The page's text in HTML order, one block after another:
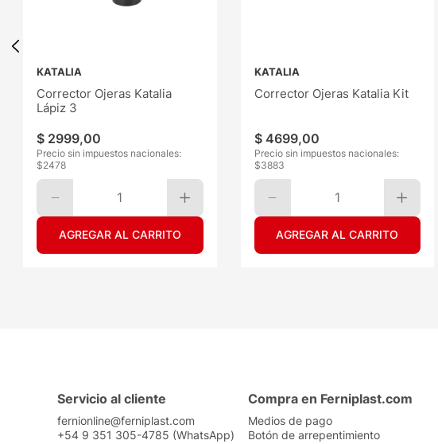
KATALIA
Corrector Ojeras Katalia
Lápiz 3
$ 2999,00
Precio sin impuestos nacionales:
$2478
1
AGREGAR AL CARRITO
KATALIA
Corrector Ojeras Katalia Kit
$ 4699,00
Precio sin impuestos nacionales:
$3883
1
AGREGAR AL CARRITO
Servicio al cliente
fernionline@ferniplast.com
+54 9 351 305-4785 (WhatsApp)
Compra en Ferniplast.com
Medios de pago
Botón de arrepentimiento